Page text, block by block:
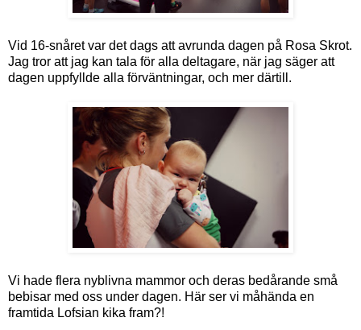
Vid 16-snåret var det dags att avrunda dagen på Rosa Skrot.
Jag tror att jag kan tala för alla deltagare, när jag säger att
dagen uppfyllde alla förväntningar, och mer därtill.
Vi hade flera nyblivna mammor och deras bedårande små
bebisar med oss under dagen. Här ser vi måhända en
framtida Lofsian kika fram?!